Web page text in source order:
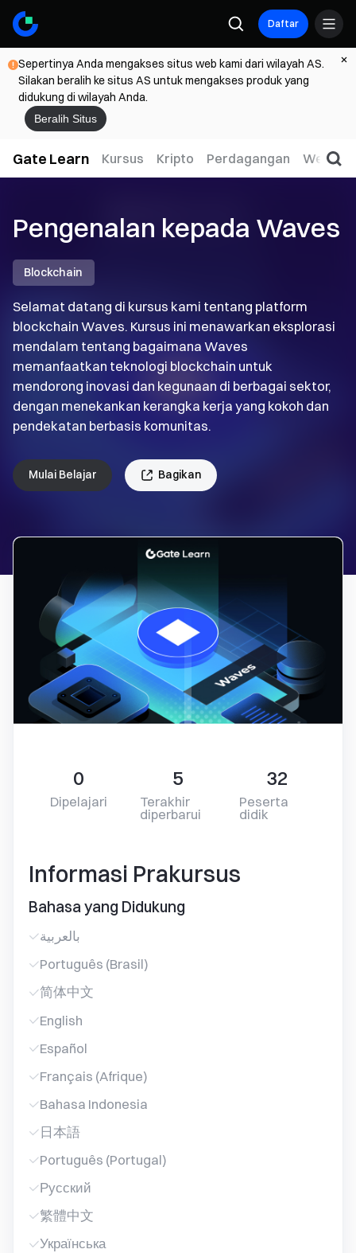
Daftar
Sepertinya Anda mengakses situs web kami dari wilayah AS.
Silakan beralih ke situs AS untuk mengakses produk yang
didukung di wilayah Anda.
Beralih Situs
Gate Learn Kursus Kripto Perdagangan Web3
Pengenalan kepada Waves
Blockchain
Selamat datang di kursus kami tentang platform
blockchain Waves. Kursus ini menawarkan eksplorasi
mendalam tentang bagaimana Waves
memanfaatkan teknologi blockchain untuk
mendorong inovasi dan kegunaan di berbagai sektor,
dengan menekankan kerangka kerja yang kokoh dan
pendekatan berbasis komunitas.
Mulai Belajar Bagikan
0
Dipelajari
5
Terakhir
diperbarui
32
Peserta
didik
Informasi Prakursus
Bahasa yang Didukung
بالعربية
Português (Brasil)
简体中文
English
Español
Français (Afrique)
Bahasa Indonesia
日本語
Português (Portugal)
Русский
繁體中文
Українська